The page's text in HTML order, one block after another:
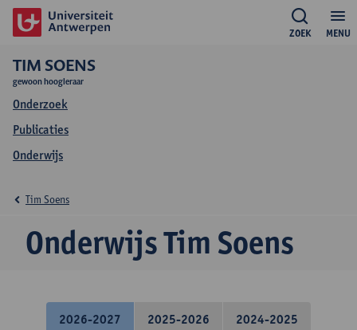
MENU
ZOEK
TIM SOENS
gewoon hoogleraar
Onderzoek
Publicaties
Onderwijs
Onderwijs Tim Soens
Tim Soens
2026-2027 2025-2026 2024-2025